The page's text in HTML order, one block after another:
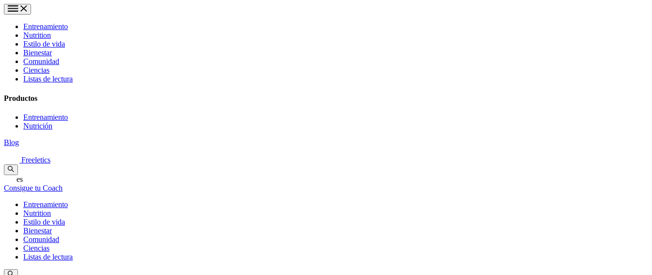
Entrenamiento
Nutrition
Estilo de vida
Bienestar
Comunidad
Ciencias
Listas de lectura
Productos
Entrenamiento
Nutrición
Blog
Freeletics
es
Consigue tu Coach
Entrenamiento
Nutrition
Estilo de vida
Bienestar
Comunidad
Ciencias
Listas de lectura